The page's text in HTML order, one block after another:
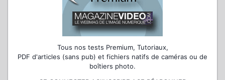
Tous nos tests Premium, Tutoriaux,
PDF d'articles (sans pub) et fichiers natifs de caméras ou de
boîtiers photo.